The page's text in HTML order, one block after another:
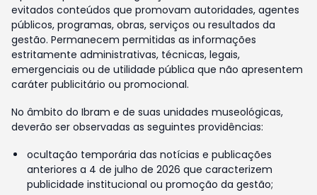
evitados conteúdos que promovam autoridades, agentes
públicos, programas, obras, serviços ou resultados da
gestão. Permanecem permitidas as informações
estritamente administrativas, técnicas, legais,
emergenciais ou de utilidade pública que não apresentem
caráter publicitário ou promocional.
No âmbito do Ibram e de suas unidades museológicas,
deverão ser observadas as seguintes providências:
ocultação temporária das notícias e publicações
anteriores a 4 de julho de 2026 que caracterizem
publicidade institucional ou promoção da gestão;